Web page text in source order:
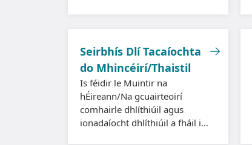
Seirbhís Dlí Tacaíochta
do Mhincéirí/Thaistil
Is féidir le Muintir na
hÉireann/Na gcuairteoirí
comhairle dhlíthiúil agus
ionadaíocht dhlíthiúil a fháil i